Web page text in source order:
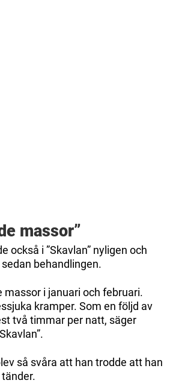
massor”
också i ”Skavlan” nyligen och
behandlingen.
massor i januari och februari.
kramper. Som en följd av
två timmar per natt, säger
så svåra att han trodde att han